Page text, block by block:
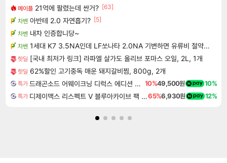
메이플 21억에 팔렸는데 싼거? [63]
차벤 아반테 2.0 자연흡기? [5]
차벤 내차 인증합니당~
차벤 1세대 K7 3.5NA인데 LF쏘나타 2.0NA 기변하면 유류비 절약이 얼마나 될까요..?
핫딜 [국내 최저가 링크] 라파엘 살가도 올리브 포마스 오일, 2L, 1개
핫딜 62%할인 고기중독 매운 돼지갈비찜, 800g, 2개
특가 드래곤소드 어웨이크닝 디럭스 에디션 DragonSword Awakening Deluxe Edition 10%49,500원 10%
특가 디제이맥스 리스펙트 V 블루아카이브 팩 DJMAX RESPECT V Blue Archive Pack DLC65%6,930원 12%